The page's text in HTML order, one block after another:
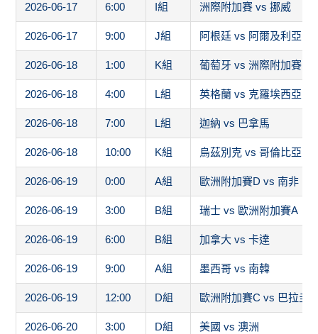
2026-06-17 6:00 I組 洲際附加賽 vs 挪威
2026-06-17 9:00 J組 阿根廷 vs 阿爾及利亞
2026-06-18 1:00 K組 葡萄牙 vs 洲際附加賽1
2026-06-18 4:00 L組 英格蘭 vs 克羅埃西亞
2026-06-18 7:00 L組 迦納 vs 巴拿馬
2026-06-18 10:00 K組 烏茲別克 vs 哥倫比亞
2026-06-19 0:00 A組 歐洲附加賽D vs 南非
2026-06-19 3:00 B組 瑞士 vs 歐洲附加賽A
2026-06-19 6:00 B組 加拿大 vs 卡達
2026-06-19 9:00 A組 墨西哥 vs 南韓
2026-06-19 12:00 D組 歐洲附加賽C vs 巴拉圭
2026-06-20 3:00 D組 美國 vs 澳洲